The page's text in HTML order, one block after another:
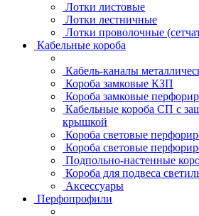
Лотки листовые
Лотки лестничные
Лотки проволочные
Кабельные короба
Кабель-каналы
Короба замковые КЗП
Короба замковые
Кабельные короба СП с
крышкой
Короба световые
Короба световые
Подпольно-настенные
Короба для подвеса
Аксессуары
Перфопрофили